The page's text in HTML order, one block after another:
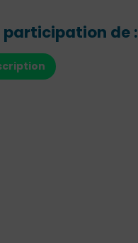
participation de :